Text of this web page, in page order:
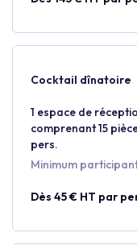
Cocktail dînatoire
1 espace de
comprenant 15
pers.
Minimum
Dès 45 € HT par